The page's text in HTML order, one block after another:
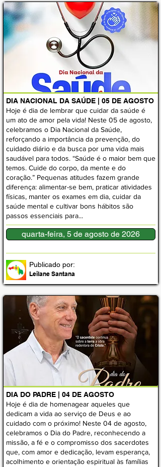
DIA NACIONAL DA SAÚDE | 05 DE AGOSTO
Hoje é dia de lembrar que cuidar da saúde é
um ato de amor pela vida! Neste 05 de agosto,
celebramos o Dia Nacional da Saúde,
reforçando a importância da prevenção, do
cuidado diário e da busca por uma vida mais
saudável para todos. “Saúde é o maior bem que
temos. Cuide do corpo, da mente e do
coração.” Pequenas atitudes fazem grande
diferença: alimentar-se bem, praticar atividades
físicas, manter os exames em dia, cuidar da
saúde mental e cultivar bons hábitos são
passos essenciais para...
quarta-feira, 5 de agosto de 2026
Leilane Santana
Publicado por:
DIA DO PADRE | 04 DE AGOSTO
Hoje é dia de homenagear aqueles que
dedicam a vida ao serviço de Deus e ao
cuidado com o próximo! Neste 04 de agosto,
celebramos o Dia do Padre, reconhecendo a
missão, a fé e o compromisso dos sacerdotes
que, com amor e dedicação, levam esperança,
acolhimento e orientação espiritual às famílias